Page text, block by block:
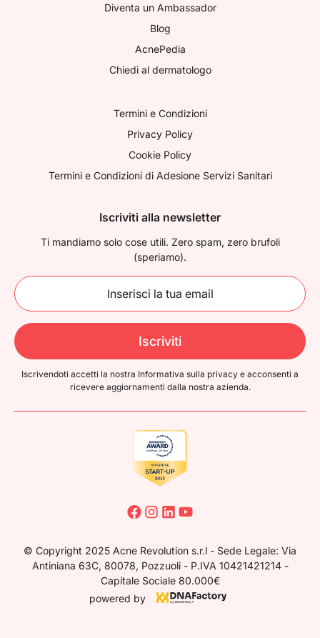
Diventa un Ambassador
Blog
AcnePedia
Chiedi al dermatologo
Termini e Condizioni
Privacy Policy
Cookie Policy
Termini e Condizioni di Adesione Servizi Sanitari
Iscriviti alla newsletter
Ti mandiamo solo cose utili. Zero spam, zero brufoli
(speriamo).
Iscriviti
Iscrivendoti accetti la nostra Informativa sulla privacy e acconsenti a
ricevere aggiornamenti dalla nostra azienda.
© Copyright 2025 Acne Revolution s.r.l - Sede Legale: Via
Antiniana 63C, 80078, Pozzuoli - P.IVA 10421421214 -
Capitale Sociale 80.000€
powered by